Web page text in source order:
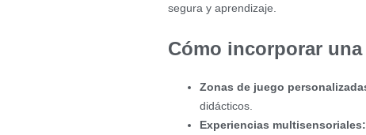
segura y aprendizaje.
Cómo incorporar
Zonas de juego
didácticos.
Experiencias multisensoriales: